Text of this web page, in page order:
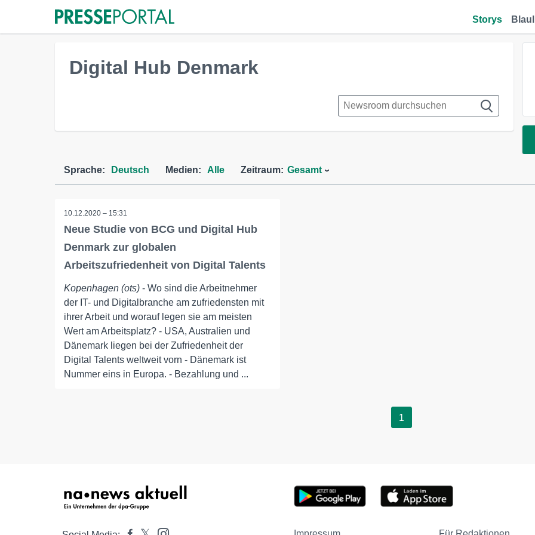
Storys
Digital Hub Denmark
Sprache: Deutsch Medien: Alle Zeitraum: Gesamt
10.12.2020 – 15:31
Neue Studie von BCG und Digital Hub
Denmark zur globalen
Arbeitszufriedenheit von Digital Talents
Kopenhagen (ots) - Wo sind die Arbeitnehmer
der IT- und Digitalbranche am zufriedensten mit
ihrer Arbeit und worauf legen sie am meisten
Wert am Arbeitsplatz? - USA, Australien und
Dänemark liegen bei der Zufriedenheit der
Digital Talents weltweit vorn - Dänemark ist
Nummer eins in Europa. - Bezahlung und ...
1